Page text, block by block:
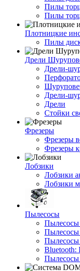
Пилы
Пилы
Плотницкие
Пилы
Дрели
Дрели-
Дрели-
Дрели
Стойки
Фрезеры
Фрезеры
Фрезеры
Лобзики
Лобзики
Лобзики
Пылесосы
Bluetooth:
Пылесосы